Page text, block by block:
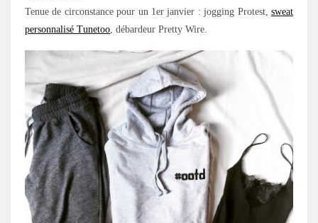
Tenue de circonstance pour un 1er janvier : jogging Protest, sweat
personnalisé Tunetoo , débardeur Pretty Wire.